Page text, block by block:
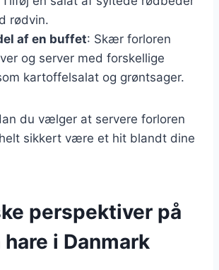
rødvin.
af en buffet: Skær forloren
og server med forskellige
kartoffelsalat og grøntsager.
du vælger at servere forloren
sikkert være et hit blandt dine
perspektiver på
i Danmark